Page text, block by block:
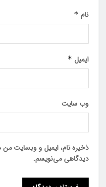
نام *
ایمیل *
وب‌ سایت
ذخیره نام، ایمیل و وبسایت من
دیدگاهی می‌نویسم.